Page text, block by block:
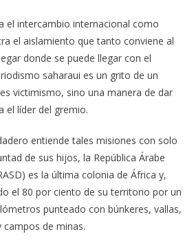
el intercambio internacional como
el aislamiento que tanto conviene al
donde se puede llegar con el
saharaui es un grito de un
victimismo, sino una manera de dar
el líder del gremio.
entiende tales misiones con solo
de sus hijos, la República Árabe
es la última colonia de África y,
el 80 por ciento de su territorio por un
punteado con búnkeres, vallas,
de minas.